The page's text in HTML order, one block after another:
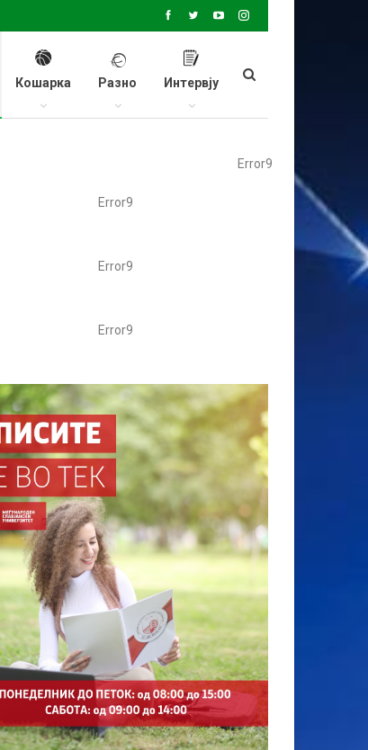
Кошарка Разно Интервју
Error9
Error9
Error9
Error9